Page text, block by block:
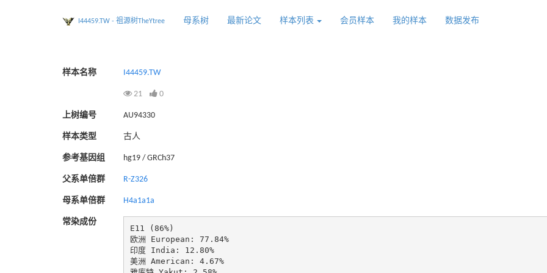
I44459.TW - 祖源树TheYtree 母系树 最新论文 样本列表 会员样本 我的样本 数据发布
样本名称 I44459.TW
21 0
上树编号 AU94330
样本类型 古人
参考基因组 hg19 / GRCh37
父系单倍群 R-Z326
母系单倍群 H4a1a1a
常染成份
E11 (86%)
欧洲 European: 77.84%
印度 India: 12.80%
美洲 American: 4.67%